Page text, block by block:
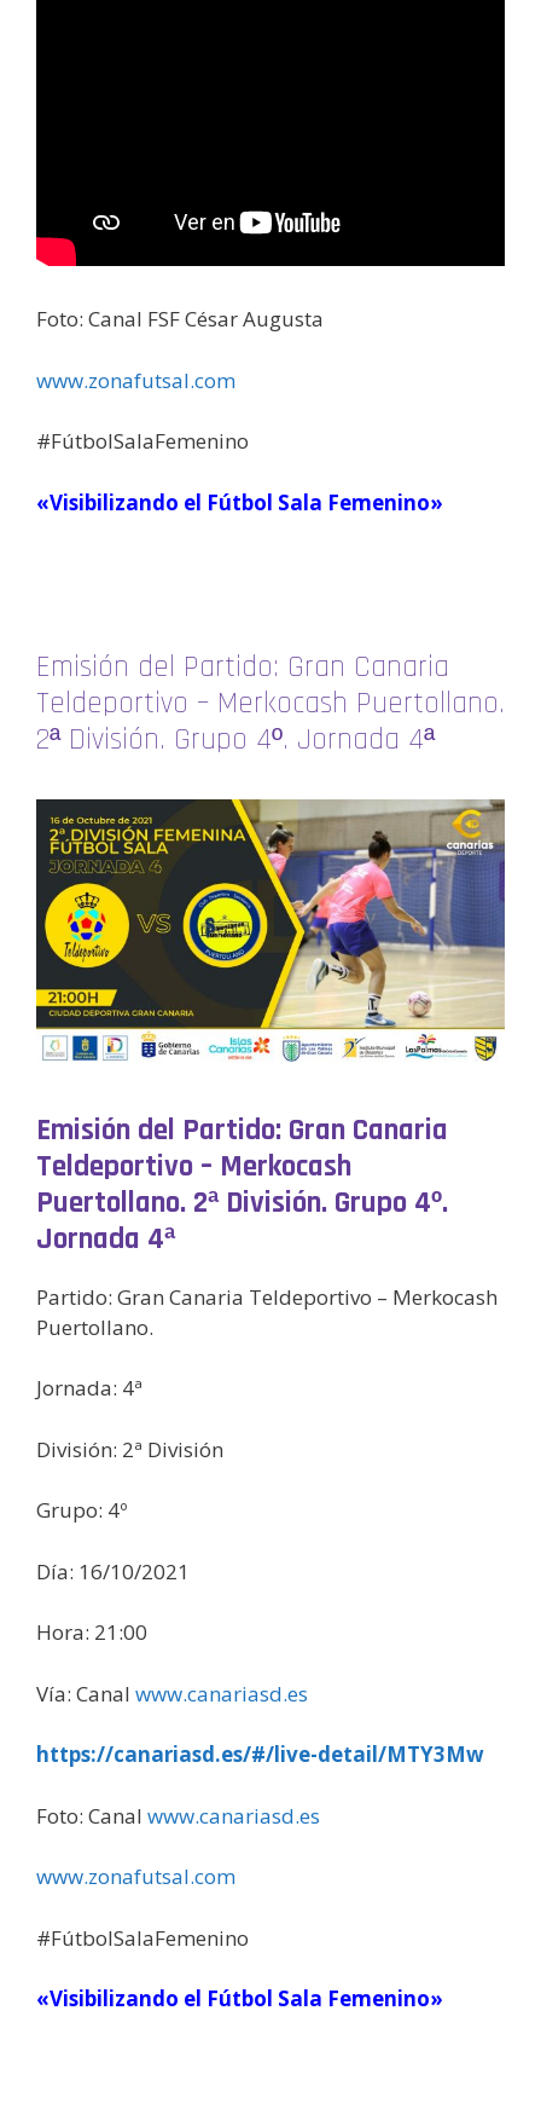
Foto: Canal FSF César Augusta
www.zonafutsal.com
#FútbolSalaFemenino
«Visibilizando el Fútbol Sala Femenino»
Emisión del Partido: Gran Canaria
Teldeportivo – Merkocash Puertollano.
2ª División. Grupo 4º. Jornada 4ª
Emisión del Partido: Gran Canaria
Teldeportivo – Merkocash
Puertollano. 2ª División. Grupo 4º.
Jornada 4ª
Partido: Gran Canaria Teldeportivo – Merkocash
Puertollano.
Jornada: 4ª
División: 2ª División
Grupo: 4º
Día: 16/10/2021
Hora: 21:00
Vía: Canal www.canariasd.es
https://canariasd.es/#/live-detail/MTY3Mw
Foto: Canal www.canariasd.es
www.zonafutsal.com
#FútbolSalaFemenino
«Visibilizando el Fútbol Sala Femenino»